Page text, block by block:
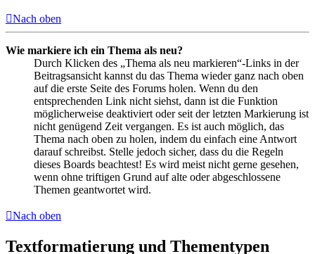
Nach oben
Wie markiere ich ein Thema als neu?
Durch Klicken des „Thema als neu markieren“-Links in der
Beitragsansicht kannst du das Thema wieder ganz nach oben
auf die erste Seite des Forums holen. Wenn du den
entsprechenden Link nicht siehst, dann ist die Funktion
möglicherweise deaktiviert oder seit der letzten Markierung ist
nicht genügend Zeit vergangen. Es ist auch möglich, das
Thema nach oben zu holen, indem du einfach eine Antwort
darauf schreibst. Stelle jedoch sicher, dass du die Regeln
dieses Boards beachtest! Es wird meist nicht gerne gesehen,
wenn ohne triftigen Grund auf alte oder abgeschlossene
Themen geantwortet wird.
Nach oben
Textformatierung und Thementypen